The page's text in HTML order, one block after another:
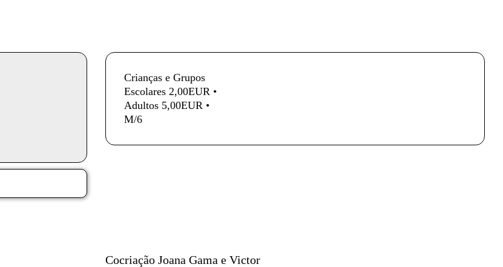
InformaÃ§Ã£o adicional
Crianças e Grupos
Escolares 2,00EUR •
Adultos 5,00EUR •
M/6
Ficha técnica
Cocriação Joana Gama e Victor